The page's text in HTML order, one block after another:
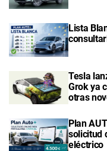
Lista
Tesla
Grok ya
otras
Plan
solicitud
eléctrico